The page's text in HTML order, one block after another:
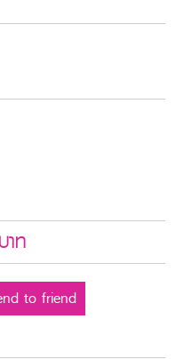
ท
to friend